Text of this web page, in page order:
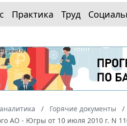
Практика Труд
Горячие документы
АО - Югры от 10 июля 2010 г. N